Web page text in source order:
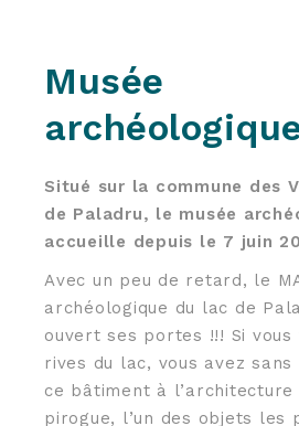
Musée
Situé sur la commune des
de Paladru, le musée
accueille depuis le 7 juin
Avec un peu de retard, le
archéologique du lac de
ouvert ses portes !!! Si
rives du lac, vous avez
ce bâtiment à l’architecture
pirogue, l’un des objets les